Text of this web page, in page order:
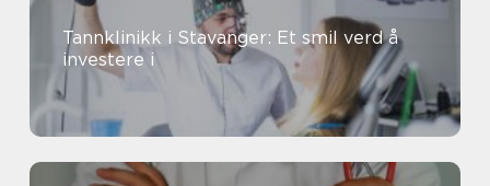
Tannklinikk i Stavanger: Et smil verd å
investere i